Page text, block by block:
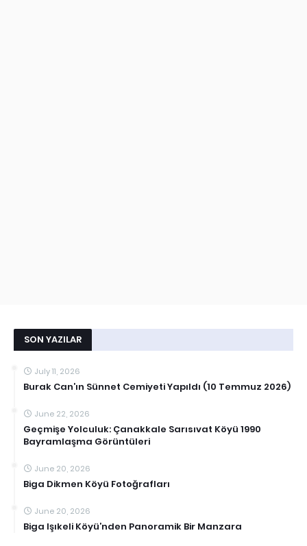
SON YAZILAR
July 11, 2026
Burak Can’ın Sünnet Cemiyeti Yapıldı (10 Temmuz 2026)
June 22, 2026
Geçmişe Yolculuk: Çanakkale Sarısıvat Köyü 1990
Bayramlaşma Görüntüleri
June 20, 2026
Biga Dikmen Köyü Fotoğrafları
June 20, 2026
Biga Işıkeli Köyü’nden Panoramik Bir Manzara